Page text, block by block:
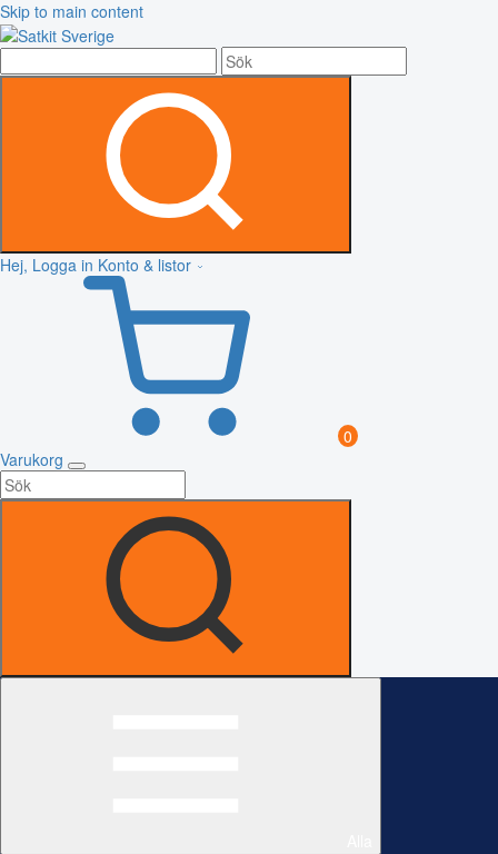
Skip to main content
Hej, Logga in Konto & listor
0
Varukorg